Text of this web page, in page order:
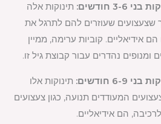
חודשים:
תינוקות אלה
שצעצועים שעוזרים להם לתרגל את
אידיאליים. קוביות ערימה, ממיין
ומנופים נהדרים עבור קבוצת גיל זו.
חודשים:
תינוקות אלו
המעודדים תנועה, כגון צעצועים
הם אידיאליים.